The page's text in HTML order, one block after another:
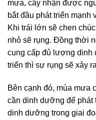
mưa, cây nhận được
bắt đầu phát triển mạnh
Khi trái lớn sẽ chen
nhỏ sẽ rụng. Đồng thời
cung cấp đủ lượng dinh
triển thì sự rụng sẽ xảy
Bên cạnh đó, mùa mưa
cần dinh dưỡng để phát
dinh dưỡng trong giai